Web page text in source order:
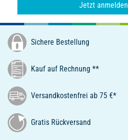
Jetzt anmelden
Sichere Bestellung
Kauf auf Rechnung **
Versandkostenfrei ab 75 €*
Gratis Rückversand